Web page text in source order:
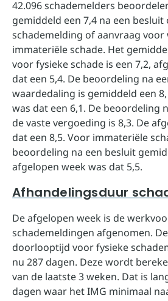
42.096 schademelders
gemiddeld een 7,4 na een besluit
schademelding of aanvraag voor
immateriële schade. Het
voor fysieke schade is een 7,2,
dat een 5,4. De beoordeling na
waardedaling is gemiddeld een
was dat een 6,1. De beoordeling
de vaste vergoeding is 8,3. De
dat een 8,5. Voor immateriële
beoordeling na een besluit
afgelopen week was dat 5,5.
Afhandelingsduur
De afgelopen week is de
schademeldingen afgenomen.
doorlooptijd voor fysieke
nu 287 dagen. Deze wordt
van de laatste 3 weken. Dat is
dagen waar het IMG minimaal